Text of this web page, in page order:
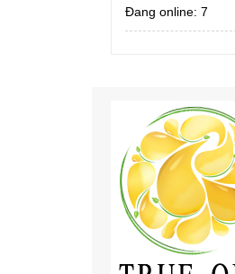
Đang online: 7